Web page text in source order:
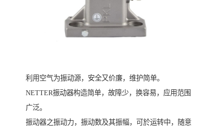
利用空气为振动源，安全又价廉，维护简单。
NETTER振动器构造简单，故障少，换容易，应用范围
广泛。
振动器之振动力，振动数及其振幅，可於运转中，随意